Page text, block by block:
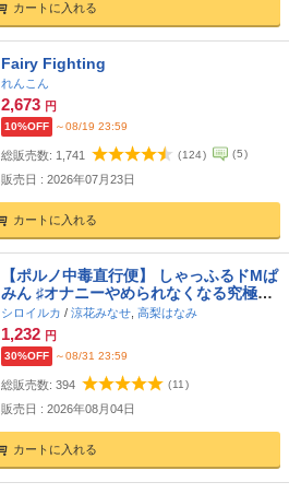
カートに入れる
Fairy Fighting
れんこん
2,673 円
10%OFF ～08/19 23:59
総販売数: 1,741 (124) (5)
販売日 : 2026年07月23日
カートに入れる
【ポルノ中毒直行便】 しゃっふるドMぱ
みん ♯オナニーやめられなくなる究極の
「ドーパミン系」シャッフル音声 ♯ 射精
ガチャ
シロイルカ / 涼花みなせ 高梨はなみ
1,232 円
30%OFF ～08/31 23:59
総販売数: 394 (11 )
販売日 : 2026年08月04日
カートに入れる